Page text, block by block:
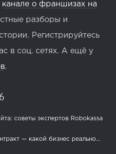
канале о франшизах на
разборы и
Регистрируйтесь
в соц. сетях. А ещё у
.
советы экспертов Robokassa
— какой бизнес реально...